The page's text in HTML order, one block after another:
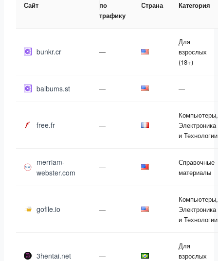
Сайт
по
трафику
Страна Категория
bunkr.cr —
Для
взрослых
(18+)
balbums.st — —
free.fr —
Компьютеры,
Электроника
и Технологии
merriam-
webster.com
—
Справочные
материалы
gofile.io —
Компьютеры,
Электроника
и Технологии
3hentai.net —
Для
взрослых